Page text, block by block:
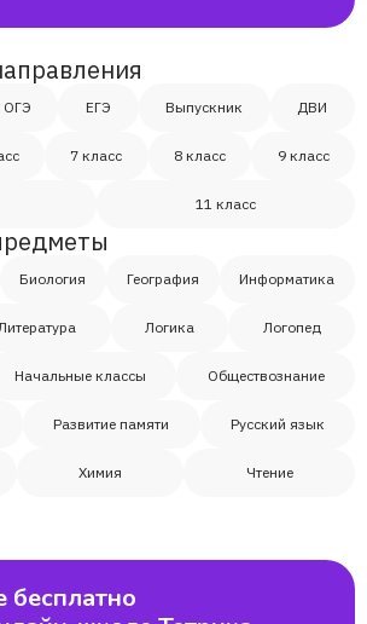
ОГЭ ЕГЭ Выпускник ДВИ
7 класс 8 класс 9 класс
11 класс
Биология География Информатика
Логика Логопед
Начальные классы Обществознание
Развитие памяти Русский язык
Химия Чтение
бесплатно